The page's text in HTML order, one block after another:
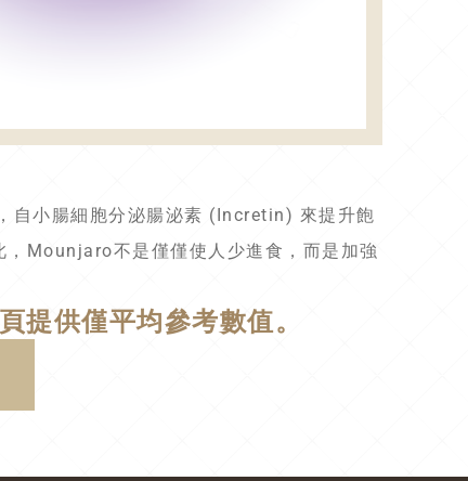
小腸細胞分泌腸泌素 (Incretin) 來提升飽
Mounjaro不是僅僅使人少進食，而是加強
提供僅平均參考數值。